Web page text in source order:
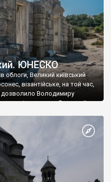
ЮНЕСКО
облоги, Великий київський
візантійське, на той час,
дозволило Володимиру
імператору Василю ІІ, та
став Василем-християнином.
честь Херсонесу Таврійського